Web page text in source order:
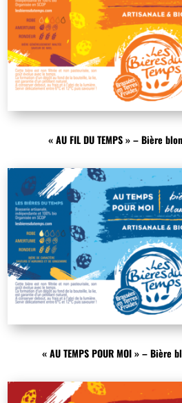
« AU FIL DU TEMPS » – Bière
« AU TEMPS POUR MOI » –